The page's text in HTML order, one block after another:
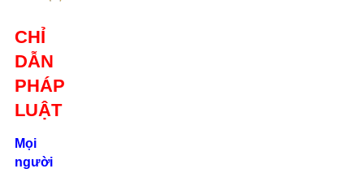
CHỈ
DẪN
PHÁP
LUẬT
Mọi
người
Liên hệ
Số 24/2B
Đường Võ
Oanh, P. 25, Q.
Bình Thạnh, Tp.
Hồ Chí Minh